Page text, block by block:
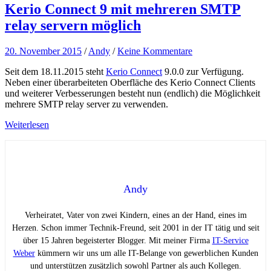
Kerio Connect 9 mit mehreren SMTP
relay servern möglich
20. November 2015 /Andy /Keine Kommentare
Seit dem 18.11.2015 steht Kerio Connect 9.0.0 zur Verfügung.
Neben einer überarbeiteten Oberfläche des Kerio Connect Clients
und weiterer Verbesserungen besteht nun (endlich) die Möglichkeit
mehrere SMTP relay server zu verwenden.
Weiterlesen
Andy
Verheiratet, Vater von zwei Kindern, eines an der Hand, eines im
Herzen. Schon immer Technik-Freund, seit 2001 in der IT tätig und seit
über 15 Jahren begeisterter Blogger. Mit meiner Firma IT-Service
Weberkümmern wir uns um alle IT-Belange von gewerblichen Kunden
und unterstützen zusätzlich sowohl Partner als auch Kollegen.